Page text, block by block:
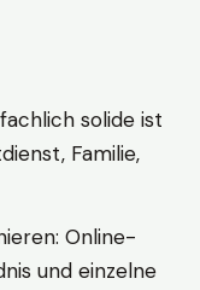
solide ist
Familie,
Online-
und einzelne